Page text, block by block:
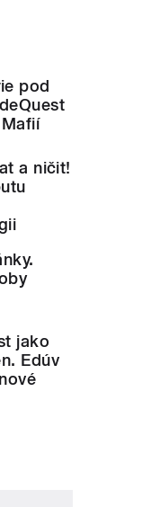
pod
a ničit!
jako
Edúv